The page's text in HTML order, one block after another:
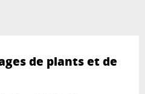
de plants et de